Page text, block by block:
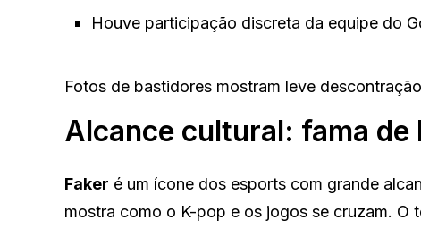
Houve participação discreta da equipe do
Fotos de bastidores mostram leve
Alcance cultural: fama de
Faker é um ícone dos esports com grande
mostra como o K-pop e os jogos se cruzam. O